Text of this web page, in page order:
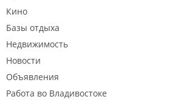
Кино
Базы отдыха
Недвижимость
Новости
Объявления
Работа во Владивостоке